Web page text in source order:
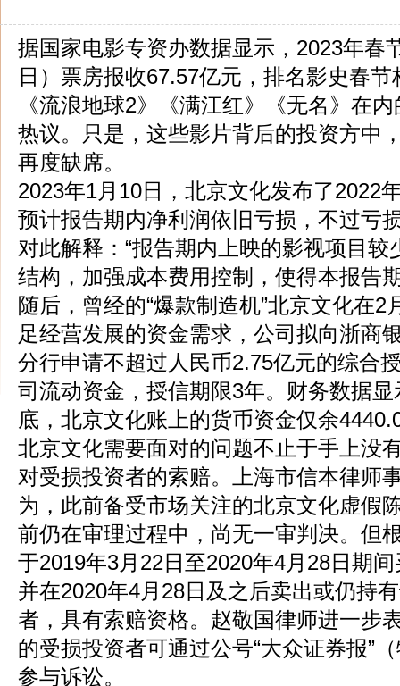
据国家电影专资办数据显示，2023年春
日）票房报收67.57亿元，排名影史春
《流浪地球2》《满江红》《无名》在
热议。只是，这些影片背后的投资方中
再度缺席。
2023年1月10日，北京文化发布了2022
预计报告期内净利润依旧亏损，不过亏
对此解释：“报告期内上映的影视项目
结构，加强成本费用控制，使得本报告
随后，曾经的“爆款制造机”北京文化在2
足经营发展的资金需求，公司拟向浙商
分行申请不超过人民币2.75亿元的综合
司流动资金，授信期限3年。财务数据
底，北京文化账上的货币资金仅余
北京文化需要面对的问题不止于手上没
对受损投资者的索赔。上海市信本律师
为，此前备受市场关注的北京文化虚假
前仍在审理过程中，尚无一审判决。但
于2019年3月22日至2020年4月28日期
并在2020年4月28日及之后卖出或仍持
者，具有索赔资格。赵敬国律师进一步
的受损投资者可通过公号“大众证券报”
参与诉讼。